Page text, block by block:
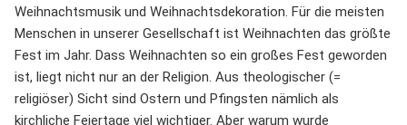
Weihnachtsmusik und Weihnachtsdekoration. Für die meisten
Menschen in unserer Gesellschaft ist Weihnachten das größte
Fest im Jahr. Dass Weihnachten so ein großes Fest geworden
ist, liegt nicht nur an der Religion. Aus theologischer (=
religiöser) Sicht sind Ostern und Pfingsten nämlich als
kirchliche Feiertage viel wichtiger. Aber warum wurde